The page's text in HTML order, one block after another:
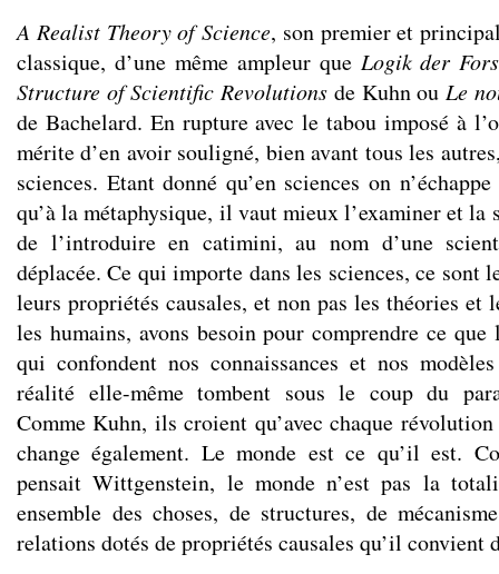
A Realist Theory of Science, son premier et
classique, d’une même ampleur que Logik der
Structure of Scientific Revolutions de Kuhn ou Le
de Bachelard. En rupture avec le tabou imposé à
mérite d’en avoir souligné, bien avant tous les
sciences. Etant donné qu’en sciences on
qu’à la métaphysique, il vaut mieux l’examiner et la
de l’introduire en catimini, au nom d’une
déplacée. Ce qui importe dans les sciences, ce sont
leurs propriétés causales, et non pas les théories et
les humains, avons besoin pour comprendre ce que
qui confondent nos connaissances et nos
réalité elle-même tombent sous le coup du
Comme Kuhn, ils croient qu’avec chaque
change également. Le monde est ce qu’il est.
pensait Wittgenstein, le monde n’est pas la
ensemble des choses, de structures, de
relations dotés de propriétés causales qu’il convient